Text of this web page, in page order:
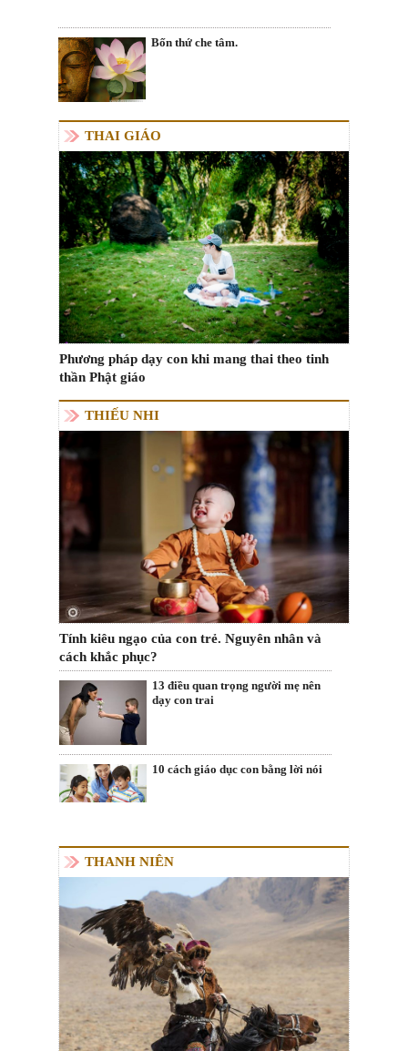
Bốn thứ che tâm.
THAI GIÁO
Phương pháp dạy con khi mang thai theo tinh
thần Phật giáo
THIẾU NHI
Tính kiêu ngạo của con trẻ. Nguyên nhân và
cách khắc phục?
13 điều quan trọng người mẹ nên
dạy con trai
10 cách giáo dục con bằng lời nói
THANH NIÊN